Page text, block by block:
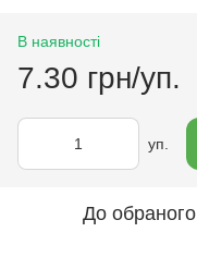
В наявності
7.30 грн/уп.
уп.
До обраного